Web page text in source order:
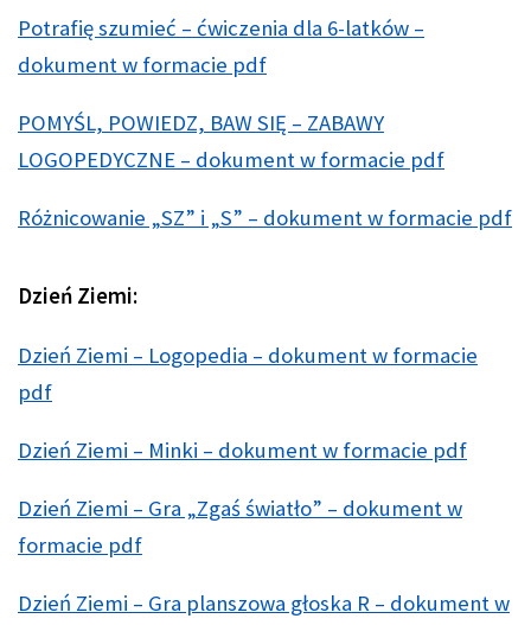
Potrafię szumieć – ćwiczenia dla 6-latków –
dokument w formacie pdf
POMYŚL, POWIEDZ, BAW SIĘ – ZABAWY
LOGOPEDYCZNE – dokument w formacie pdf
Różnicowanie „SZ” i „S” – dokument w formacie pdf
Dzień Ziemi:
Dzień Ziemi – Logopedia – dokument w formacie
pdf
Dzień Ziemi – Minki – dokument w formacie pdf
Dzień Ziemi – Gra „Zgaś światło” – dokument w
formacie pdf
Dzień Ziemi – Gra planszowa głoska R – dokument w